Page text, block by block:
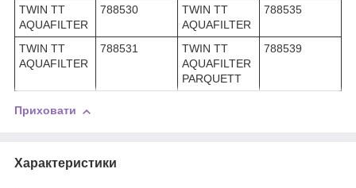
TWIN TT
AQUAFILTER
788530
TWIN TT
AQUAFILTER
788535
TWIN TT
AQUAFILTER
788531
TWIN TT
AQUAFILTER
PARQUETT
788539
Приховати
Характеристики